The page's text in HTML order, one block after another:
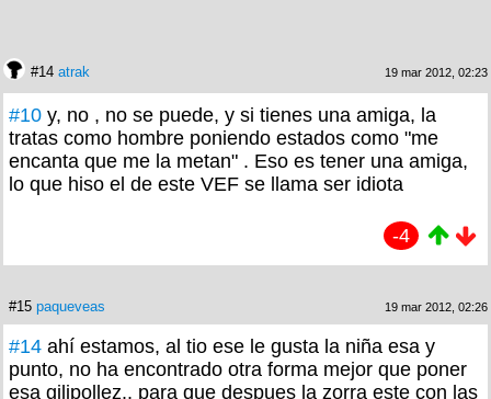
#14 atrak 19 mar 2012, 02:23
#10 y, no , no se puede, y si tienes una amiga, la
tratas como hombre poniendo estados como "me
encanta que me la metan" . Eso es tener una amiga,
lo que hiso el de este VEF se llama ser idiota
-4
#15 paqueveas 19 mar 2012, 02:26
#14 ahí estamos, al tio ese le gusta la niña esa y
punto, no ha encontrado otra forma mejor que poner
esa gilipollez.. para que despues la zorra este con las